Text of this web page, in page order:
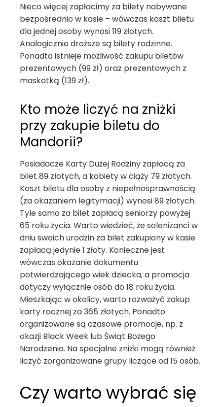
Nieco więcej zapłacimy za bilety nabywane
bezpośrednio w kasie – wówczas koszt biletu
dla jednej osoby wynosi 119 złotych.
Analogicznie droższe są bilety rodzinne.
Ponadto istnieje możliwość zakupu biletów
prezentowych (99 zł) oraz prezentowych z
maskotką (139 zł).
Kto może liczyć na zniżki
przy zakupie biletu do
Mandorii?
Posiadacze Karty Dużej Rodziny zapłacą za
bilet 89 złotych, a kobiety w ciąży 79 złotych.
Koszt biletu dla osoby z niepełnosprawnością
(za okazaniem legitymacji) wynosi 89 złotych.
Tyle samo za bilet zapłacą seniorzy powyżej
65 roku życia. Warto wiedzieć, że solenizanci w
dniu swoich urodzin za bilet zakupiony w kasie
zapłacą jedynie 1 złoty. Konieczne jest
wówczas okazanie dokumentu
potwierdzającego wiek dziecka, a promocja
dotyczy wyłącznie osób do 18 roku życia.
Mieszkając w okolicy, warto rozważyć zakup
karty rocznej za 365 złotych. Ponadto
organizowane są czasowe promocje, np. z
okazji Black Week lub Świąt Bożego
Narodzenia. Na specjalne zniżki mogą również
liczyć zorganizowane grupy liczące od 15 osób.
Czy warto wybrać się